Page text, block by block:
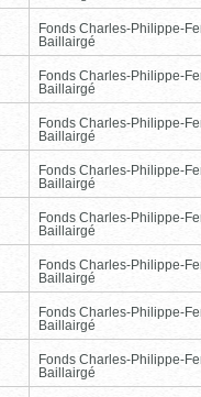
Fonds Charles-Philippe-
Baillairgé
Fonds Charles-Philippe-
Baillairgé
Fonds Charles-Philippe-
Baillairgé
Fonds Charles-Philippe-
Baillairgé
Fonds Charles-Philippe-
Baillairgé
Fonds Charles-Philippe-
Baillairgé
Fonds Charles-Philippe-
Baillairgé
Fonds Charles-Philippe-
Baillairgé